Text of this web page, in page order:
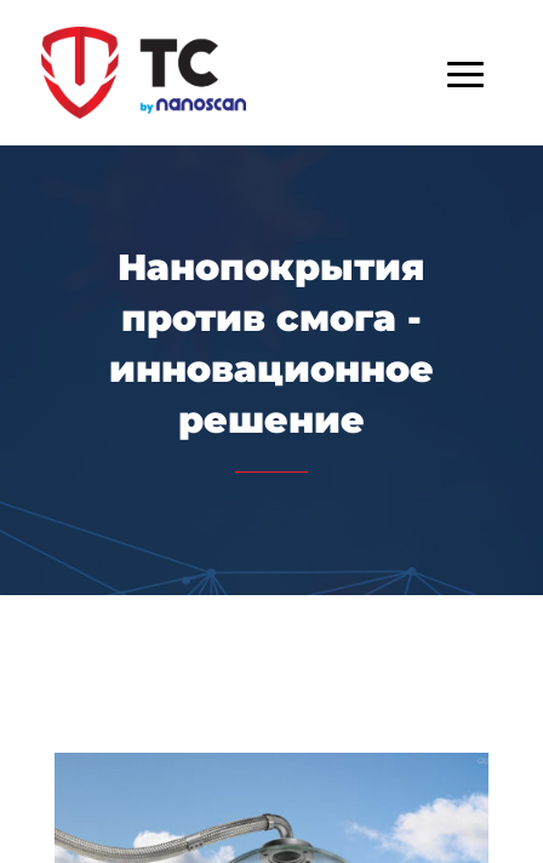
Нанопокрытия
против смога -
инновационное
решение